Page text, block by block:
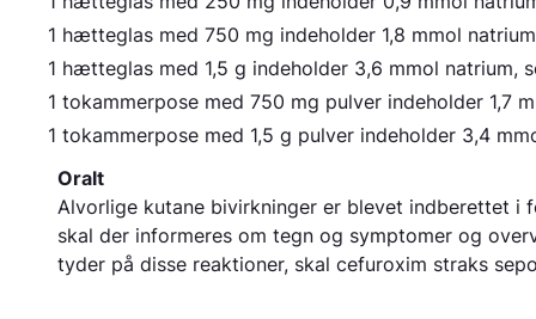
1 hætteglas med 750 mg indeholder 1,8 mmol
1 hætteglas med 1,5 g indeholder 3,6 mmol natrium,
1 tokammerpose med 750 mg pulver indeholder 1,7
1 tokammerpose med 1,5 g pulver indeholder 3,4
Oralt
Alvorlige kutane bivirkninger er blevet indberettet i
skal der informeres om tegn og symptomer og
tyder på disse reaktioner, skal cefuroxim straks